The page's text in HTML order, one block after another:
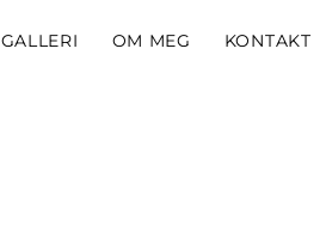
GALLERI OM MEG KONTAKT